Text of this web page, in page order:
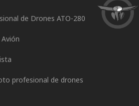
de Drones ATO-280
profesional de drones